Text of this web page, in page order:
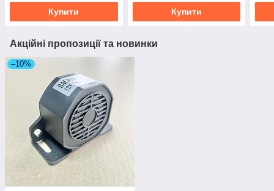
Купити Купити
Акційні пропозиції та новинки
–10%